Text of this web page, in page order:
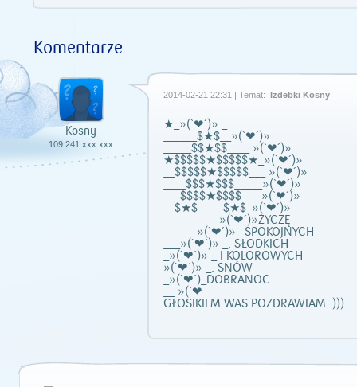
Komentarze
Kosny
109.241.xxx.xxx
2014-02-21 22:31 | Temat: Izdebki Kosny
★_»(`❤´)» _
______$★$__»(`❤´)»
_____$$★$$____ »(`❤´)»
★$$$$$★$$$$$★_»(`❤´)»
__$$$$$★$$$$$___ »(`❤´)»
____$$$★$$$_____»(`❤´)»
___$$$$★$$$$___ »(`❤´)»
__$★$____ $★$_»(`❤´)»
__________»(`❤´)»ŻYCZĘ
______»(`❤´)» _SPOKOJNYCH
___»(`❤´)» _. SŁODKICH
_»(`❤´)» _ I KOLOROWYCH
»(`❤´)» _. SNÓW
_»(`❤´)_DOBRANOC
__ »(`❤
GŁOSIKIEM WAS POZDRAWIAM :)))